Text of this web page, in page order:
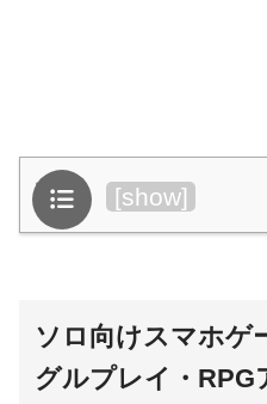
目次 [show]
ソロ向けスマホゲ
グルプレイ・RPG